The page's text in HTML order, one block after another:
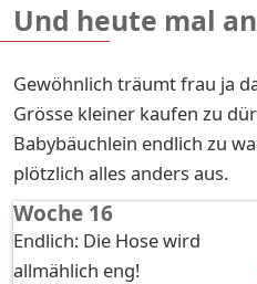
Und heute mal
Gewöhnlich träumt frau ja
Grösse kleiner kaufen zu
Babybäuchlein endlich zu
plötzlich alles anders aus.
Woche 16
Endlich: Die Hose wird
allmählich eng!